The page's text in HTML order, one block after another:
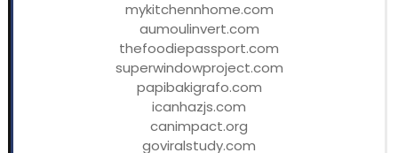
mykitchennhome.com
aumoulinvert.com
thefoodiepassport.com
superwindowproject.com
papibakigrafo.com
icanhazjs.com
canimpact.org
goviralstudy.com